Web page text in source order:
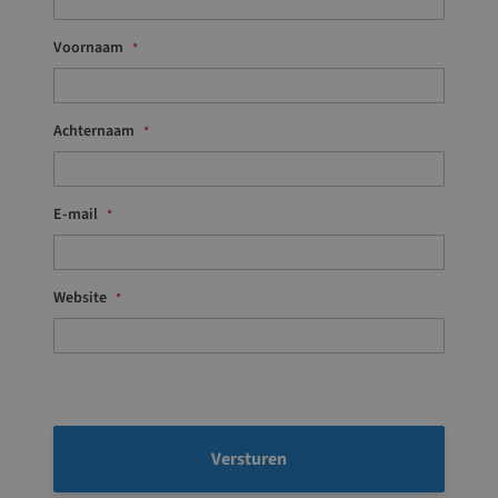
Voornaam
Achternaam
E-mail
Website
Versturen